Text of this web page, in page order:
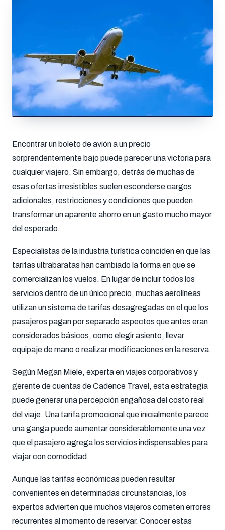
Encontrar un boleto de avión a un precio
sorprendentemente bajo puede parecer una victoria para
cualquier viajero. Sin embargo, detrás de muchas de
esas ofertas irresistibles suelen esconderse cargos
adicionales, restricciones y condiciones que pueden
transformar un aparente ahorro en un gasto mucho mayor
del esperado.
Especialistas de la industria turística coinciden en que las
tarifas ultrabaratas han cambiado la forma en que se
comercializan los vuelos. En lugar de incluir todos los
servicios dentro de un único precio, muchas aerolíneas
utilizan un sistema de tarifas desagregadas en el que los
pasajeros pagan por separado aspectos que antes eran
considerados básicos, como elegir asiento, llevar
equipaje de mano o realizar modificaciones en la reserva.
Según Megan Miele, experta en viajes corporativos y
gerente de cuentas de Cadence Travel, esta estrategia
puede generar una percepción engañosa del costo real
del viaje. Una tarifa promocional que inicialmente parece
una ganga puede aumentar considerablemente una vez
que el pasajero agrega los servicios indispensables para
viajar con comodidad.
Aunque las tarifas económicas pueden resultar
convenientes en determinadas circunstancias, los
expertos advierten que muchos viajeros cometen errores
recurrentes al momento de reservar. Conocer estas